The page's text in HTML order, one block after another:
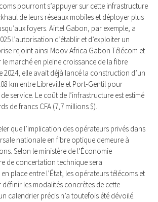
pourront s’appuyer sur cette infrastructure
de leurs réseaux mobiles et déployer plus
foyers. Airtel Gabon, par exemple, a
l’autorisation d’établir et d’exploiter un
rejoint ainsi Moov Africa Gabon Télécom et
le marché en pleine croissance de la fibre
elle avait déjà lancé la construction d’un
km entre Libreville et Port-Gentil pour
service. Le coût de l’infrastructure est estimé
de francs CFA (7,7 millions $).
que l’implication des opérateurs privés dans
nationale en fibre optique demeure à
Selon le ministère de l’Économie
de concertation technique sera
place entre l’État, les opérateurs télécoms et
les modalités concrètes de cette
calendrier précis n’a toutefois été dévoilé.